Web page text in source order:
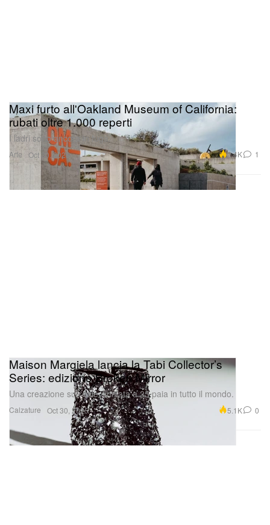
Arte
Maxi furto all'Oakland Museum of California:
rubati oltre 1.000 reperti
I ladri sono ancora in fuga.
Oct 30, 2025 2.4K 1
Calzature
Maison Margiela lancia la Tabi Collector’s
Series: edizione Broken Mirror
Una creazione surreale, limitata a 25 paia in tutto il mondo.
Oct 30, 2025 5.1K 0